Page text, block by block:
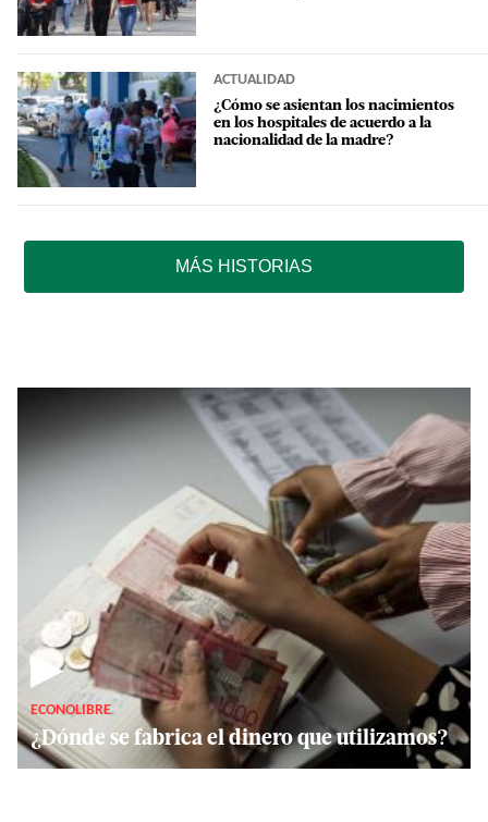
ACTUALIDAD
¿Cómo se asientan los nacimientos
en los hospitales de acuerdo a la
nacionalidad de la madre?
MÁS HISTORIAS
▶
ECONOLIBRE
¿Dónde se fabrica el dinero que utilizamos?